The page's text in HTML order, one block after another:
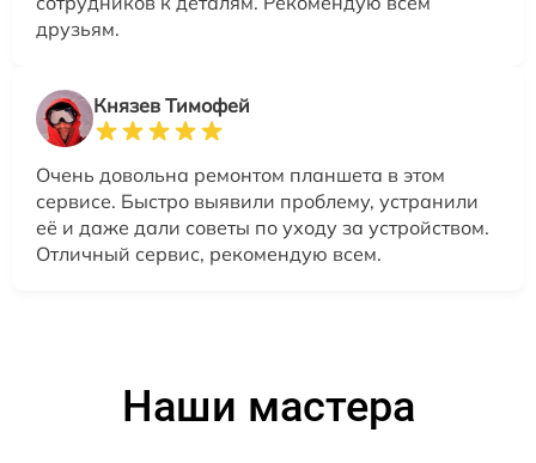
друзьям.
Князев Тимофей
Очень довольна ремонтом планшета в этом
сервисе. Быстро выявили проблему, устранили
её и даже дали советы по уходу за устройством.
Отличный сервис, рекомендую всем.
Наши мастера